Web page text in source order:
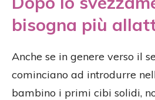
bisogna più
Anche se in genere verso il
cominciano ad introdurre
bambino i primi cibi solidi,